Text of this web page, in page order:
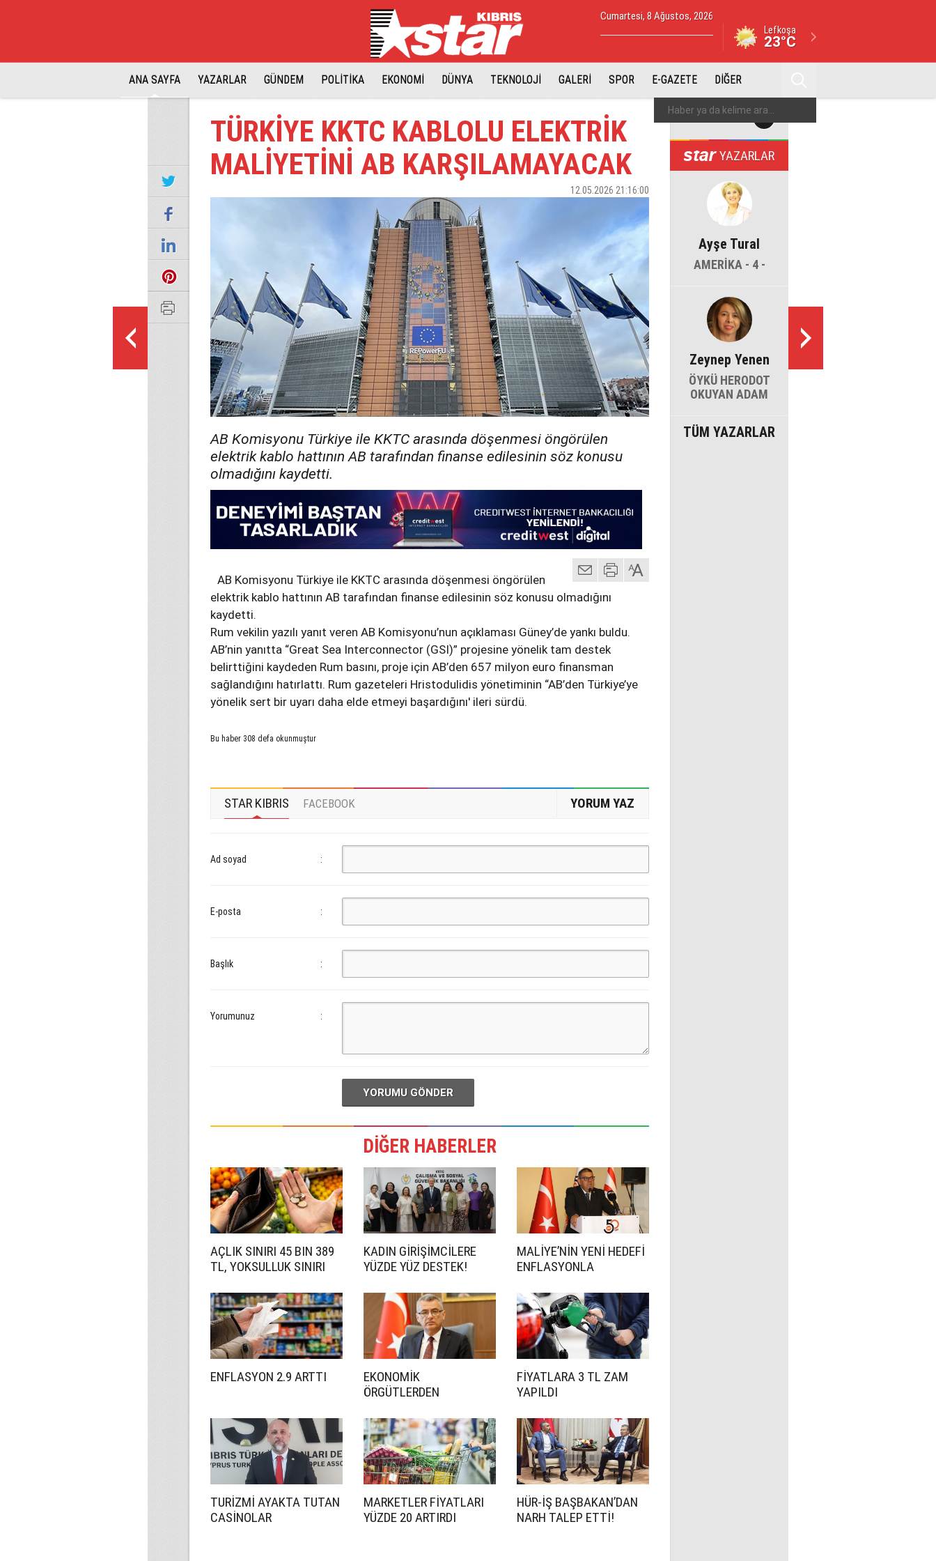
Cumartesi, 8 Ağustos, 2026
Lefkoşa
23°C
ANA SAYFA YAZARLAR GÜNDEM POLİTİKA EKONOMİ DÜNYA TEKNOLOJİ GALERİ SPOR E-GAZETE DİĞER
TÜRKİYE KKTC KABLOLU ELEKTRİK
MALİYETİNİ AB KARŞILAMAYACAK
12.05.2026 21:16:00
AB Komisyonu Türkiye ile KKTC arasında döşenmesi öngörülen
elektrik kablo hattının AB tarafından finanse edilesinin söz konusu
olmadığını kaydetti.
AB Komisyonu Türkiye ile KKTC arasında döşenmesi öngörülen
elektrik kablo hattının AB tarafından finanse edilesinin söz konusu olmadığını
kaydetti.
Rum vekilin yazılı yanıt veren AB Komisyonu’nun açıklaması Güney’de yankı buldu.
AB’nin yanıtta “Great Sea Interconnector (GSI)” projesine yönelik tam destek
belirttiğini kaydeden Rum basını, proje için AB’den 657 milyon euro finansman
sağlandığını hatırlattı. Rum gazeteleri Hristodulidis yönetiminin “AB’den Türkiye’ye
yönelik sert bir uyarı daha elde etmeyi başardığını' ileri sürdü.
Bu haber 308 defa okunmuştur
STAR KIBRIS FACEBOOK YORUM YAZ
Ad soyad :
E-posta :
Başlık :
Yorumunuz :
YORUMU GÖNDER
DİĞER HABERLER
AÇLIK SINIRI 45 BIN 389
TL, YOKSULLUK SINIRI
KADIN GİRİŞİMCİLERE
YÜZDE YÜZ DESTEK!
MALİYE’NİN YENİ HEDEFİ
ENFLASYONLA
ENFLASYON 2.9 ARTTI
EKONOMİK
ÖRGÜTLERDEN
FİYATLARA 3 TL ZAM
YAPILDI
TURİZMİ AYAKTA TUTAN
CASİNOLAR
MARKETLER FİYATLARI
YÜZDE 20 ARTIRDI
HÜR-İŞ BAŞBAKAN’DAN
NARH TALEP ETTİ!
YAZARLAR
Ayşe Tural
AMERİKA - 4 -
Zeynep Yenen
ÖYKÜ HERODOT
OKUYAN ADAM
TÜM YAZARLAR